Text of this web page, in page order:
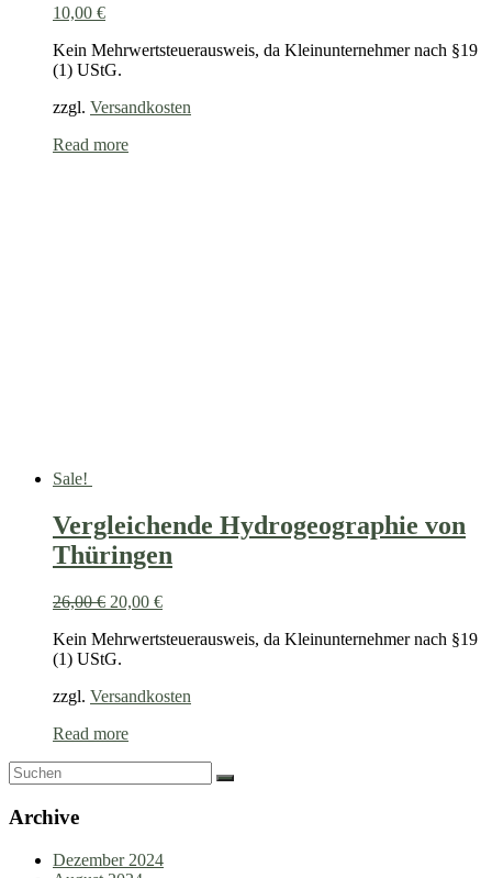
10,00 €
Kein Mehrwertsteuerausweis, da Kleinunternehmer nach §19
(1) UStG.
zzgl. Versandkosten
Read more
Sale!
Vergleichende Hydrogeographie von
Thüringen
26,00€ 20,00 €
Kein Mehrwertsteuerausweis, da Kleinunternehmer nach §19
(1) UStG.
zzgl. Versandkosten
Read more
Archive
Dezember 2024